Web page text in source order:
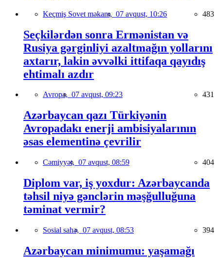
Keçmiş Sovet məkanı, 07 avqust, 10:26 483
Seçkilərdən sonra Ermənistan və
Rusiya gərginliyi azaltmağın yollarını
axtarır, lakin əvvəlki ittifaqa qayıdış
ehtimalı azdır
Avropa, 07 avqust, 09:23 431
Azərbaycan qazı Türkiyənin
Avropadakı enerji ambisiyalarının
əsas elementinə çevrilir
Cəmiyyət, 07 avqust, 08:59 404
Diplom var, iş yoxdur: Azərbaycanda
təhsil niyə gənclərin məşğulluğuna
təminat vermir?
Sosial sahə, 07 avqust, 08:53 394
Azərbaycan minimumu: yaşamağı